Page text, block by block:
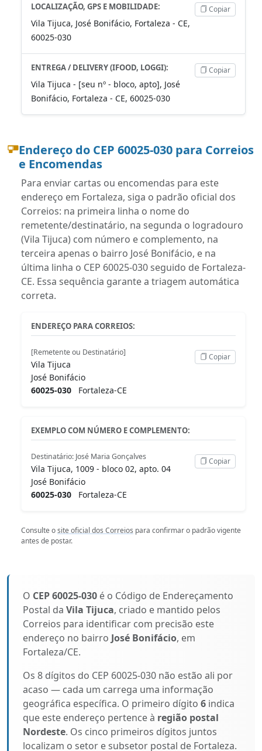
LOCALIZAÇÃO, GPS E MOBILIDADE:
Vila Tijuca, José Bonifácio, Fortaleza - CE,
60025-030
Copiar
ENTREGA / DELIVERY (IFOOD, LOGGI):
Vila Tijuca - [seu nº - bloco, apto], José
Bonifácio, Fortaleza - CE, 60025-030
Copiar
Endereço do CEP 60025-030 para Correios
e Encomendas
Para enviar cartas ou encomendas para este
endereço em Fortaleza, siga o padrão oficial dos
Correios: na primeira linha o nome do
remetente/destinatário, na segunda o logradouro
(Vila Tijuca) com número e complemento, na
terceira apenas o bairro José Bonifácio, e na
última linha o CEP 60025-030 seguido de Fortaleza-
CE. Essa sequência garante a triagem automática
correta.
ENDEREÇO PARA CORREIOS:
[Remetente ou Destinatário]
Vila Tijuca
José Bonifácio
60025-030 Fortaleza-CE
Copiar
EXEMPLO COM NÚMERO E COMPLEMENTO:
Destinatário: José Maria Gonçalves
Vila Tijuca, 1009 - bloco 02, apto. 04
José Bonifácio
60025-030 Fortaleza-CE
Copiar
Consulte osite oficial dos Correios para confirmar o padrão vigente
antes de postar.
O CEP 60025-030 é o Código de Endereçamento
Postal da Vila Tijuca, criado e mantido pelos
Correios para identificar com precisão este
endereço no bairro José Bonifácio, em
Fortaleza/CE.
Os 8 dígitos do CEP 60025-030 não estão ali por
acaso — cada um carrega uma informação
geográfica específica. O primeiro dígito 6 indica
que este endereço pertence à região postal
Nordeste. Os cinco primeiros dígitos juntos
localizam o setor e subsetor postal de Fortaleza.